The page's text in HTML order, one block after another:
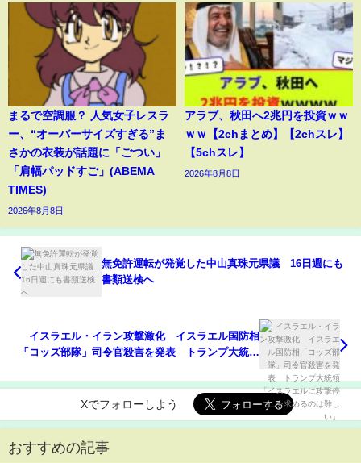
まるで空調服？ 人気女子レスラ
ー、“オーバーサイズすぎる”ま
さかの衣装が話題に「ごつい」
「肩幅パッドすご」(ABEMA
TIMES)
2026年8月8日
アラブ、秋田へ2兆円を投資ｗｗ
ｗｗ【2chまとめ】【2chスレ】
【5chスレ】
2026年8月8日
無免許運転が発覚した中山真珠元県議 16日週にも
書類送検へ
イスラエル・イラン攻撃激化 イスラエル国防相
「コッズ部隊」司令官殺害を発表 トランプ大統領
Xでフォローしよう
おすすめの記事